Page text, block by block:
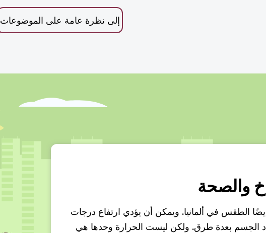
إلى نظرة عامة على الموضوعات
والصحة
أيضًا الطقس في ألمانيا. ويمكن أن يؤدي ارتفاع درجات
الجسم بعدة طرق. ولكن ليست الحرارة وحدها هي